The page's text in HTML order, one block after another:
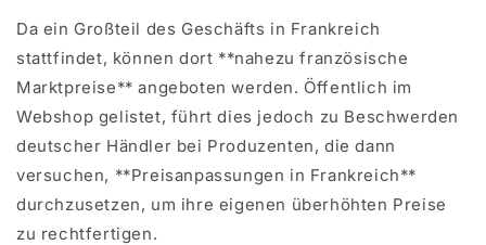
Da ein Großteil des Geschäfts in Frankreich
stattfindet, können dort **nahezu französische
Marktpreise** angeboten werden. Öffentlich im
Webshop gelistet, führt dies jedoch zu Beschwerden
deutscher Händler bei Produzenten, die dann
versuchen, **Preisanpassungen in Frankreich**
durchzusetzen, um ihre eigenen überhöhten Preise
zu rechtfertigen.